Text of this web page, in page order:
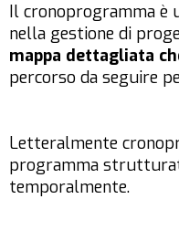
Il cronoprogramma è
nella gestione di
mappa dettagliata
percorso da seguire
Letteralmente
programma
temporalmente.